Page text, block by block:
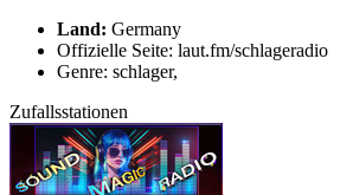
Land: Germany
Offizielle Seite: laut.fm/schlageradio
Genre: schlager,
Zufallsstationen